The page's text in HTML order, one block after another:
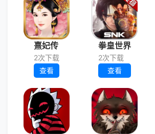
熹妃传
2次下载
查看
拳皇世界
2次下载
查看